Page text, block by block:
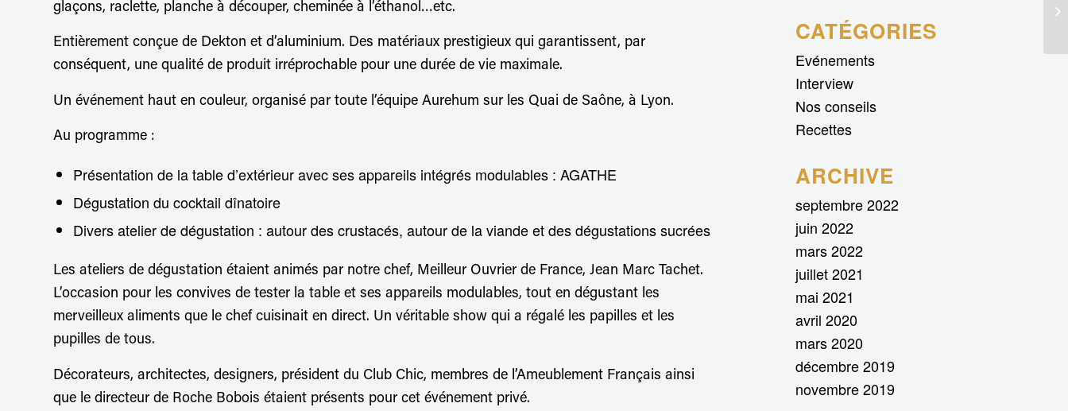
glaçons, raclette, planche à découper, cheminée à l’éthanol…etc.
Entièrement conçue de Dekton et d’aluminium. Des matériaux prestigieux qui garantissent, par
conséquent, une qualité de produit irréprochable pour une durée de vie maximale.
Un événement haut en couleur, organisé par toute l’équipe Aurehum sur les Quai de Saône, à Lyon.
Au programme :
Présentation de la table d’extérieur avec ses appareils intégrés modulables : AGATHE
Dégustation du cocktail dînatoire
Divers atelier de dégustation : autour des crustacés, autour de la viande et des dégustations sucrées
Les ateliers de dégustation étaient animés par notre chef, Meilleur Ouvrier de France, Jean Marc Tachet.
L’occasion pour les convives de tester la table et ses appareils modulables, tout en dégustant les
merveilleux aliments que le chef cuisinait en direct. Un véritable show qui a régalé les papilles et les
pupilles de tous.
Décorateurs, architectes, designers, président du Club Chic, membres de l’Ameublement Français ainsi
que le directeur de Roche Bobois étaient présents pour cet événement privé.
CATÉGORIES
Evénements
Interview
Nos conseils
Recettes
ARCHIVE
septembre 2022
juin 2022
mars 2022
juillet 2021
mai 2021
avril 2020
mars 2020
décembre 2019
novembre 2019